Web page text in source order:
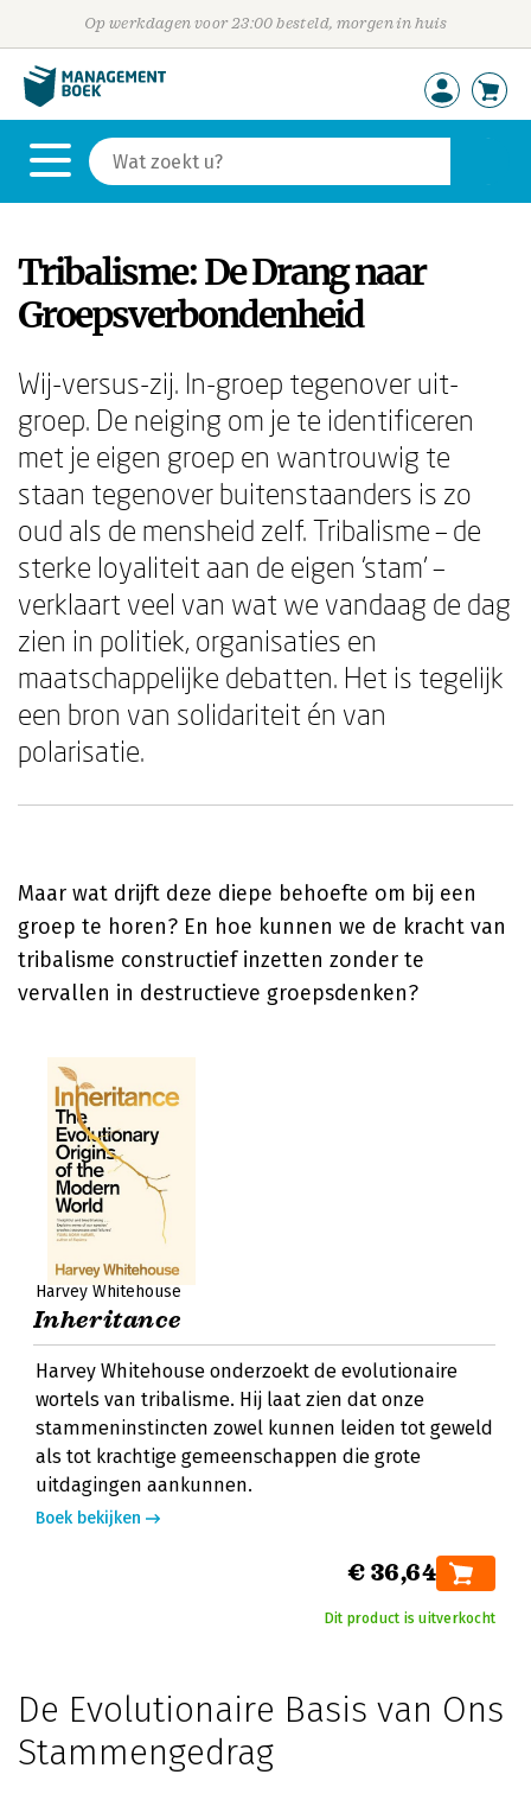
Op werkdagen voor 23:00 besteld, morgen in huis
Tribalisme: De Drang naar
Groepsverbondenheid
Wij-versus-zij. In-groep tegenover uit-
groep. De neiging om je te identificeren
met je eigen groep en wantrouwig te
staan tegenover buitenstaanders is zo
oud als de mensheid zelf. Tribalisme – de
sterke loyaliteit aan de eigen 'stam' –
verklaart veel van wat we vandaag de dag
zien in politiek, organisaties en
maatschappelijke debatten. Het is tegelijk
een bron van solidariteit én van
polarisatie.
Maar wat drijft deze diepe behoefte om bij een
groep te horen? En hoe kunnen we de kracht van
tribalisme constructief inzetten zonder te
vervallen in destructieve groepsdenken?
Harvey Whitehouse
Inheritance
Harvey Whitehouse onderzoekt de evolutionaire
wortels van tribalisme. Hij laat zien dat onze
stammeninstincten zowel kunnen leiden tot geweld
als tot krachtige gemeenschappen die grote
uitdagingen aankunnen.
Boek bekijken
€ 36,64
Dit product is uitverkocht
De Evolutionaire Basis van Ons
Stammengedrag